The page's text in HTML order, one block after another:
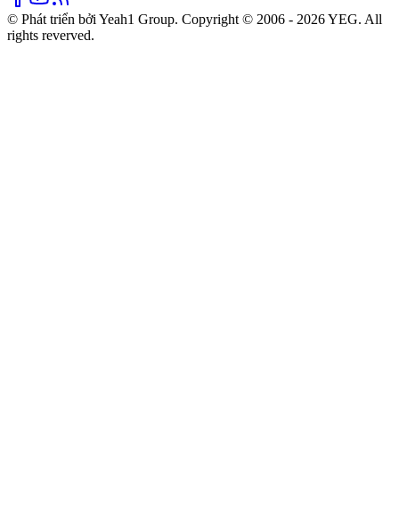
© Phát triển bởi Yeah1 Group. Copyright © 2006 - 2026 YEG. All
rights reverved.